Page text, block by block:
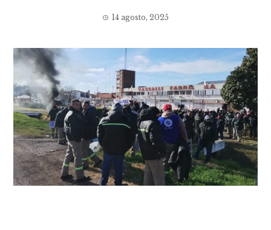
14 agosto, 2025